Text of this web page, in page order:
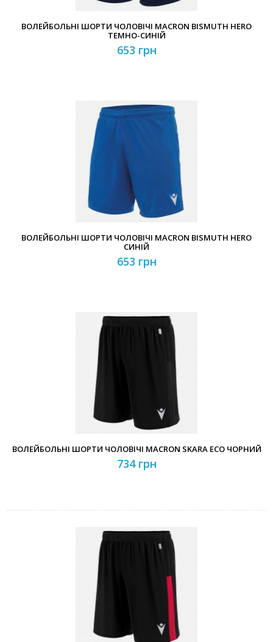
ВОЛЕЙБОЛЬНІ ШОРТИ ЧОЛОВІЧІ MACRON BISMUTH HERO
ТЕМНО-СИНІЙ
653 грн
ВОЛЕЙБОЛЬНІ ШОРТИ ЧОЛОВІЧІ MACRON BISMUTH HERO
СИНІЙ
653 грн
ВОЛЕЙБОЛЬНІ ШОРТИ ЧОЛОВІЧІ MACRON SKARA ECO ЧОРНИЙ
734 грн